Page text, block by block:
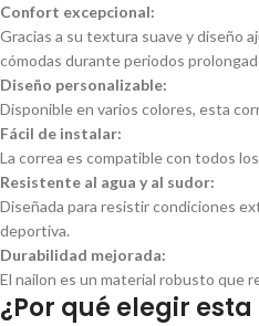
Confort excepcional:
Gracias a su textura suave y diseño
cómodas durante periodos
Diseño personalizable:
Disponible en varios colores, esta
Fácil de instalar:
La correa es compatible con todos
Resistente al agua y al sudor:
Diseñada para resistir condiciones
deportiva.
Durabilidad mejorada:
El nailon es un material robusto que
¿Por qué elegir